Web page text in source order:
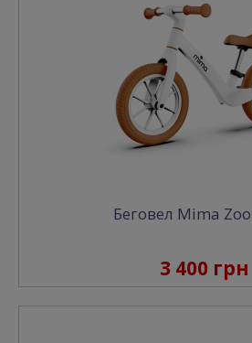
Беговел Mima
3 400 грн